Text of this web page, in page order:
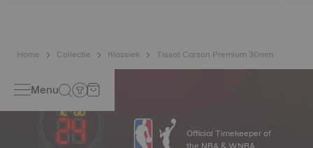
Home Collectie Klassiek Tissot Carson Premium 30mm
Menu
Official Timekeeper of